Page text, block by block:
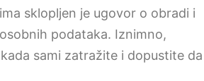
sklopljen je ugovor o obradi i
podataka. Iznimno,
sami zatražite i dopustite da